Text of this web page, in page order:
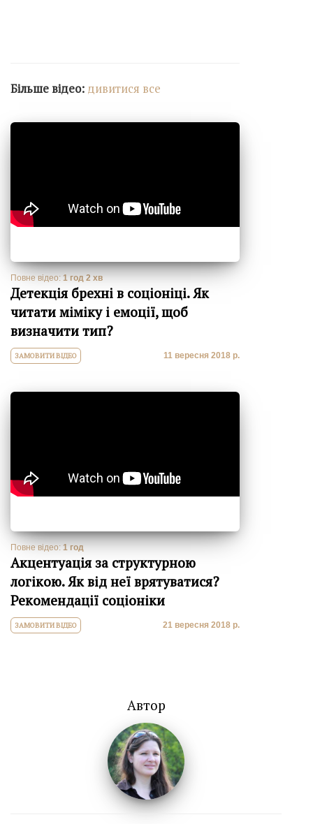
Більше відео: дивитися все
Повне відео: 1 год 2 хв
Детекція брехні в соціоніці. Як
читати міміку і емоції, щоб
визначити тип?
ЗАМОВИТИ ВІДЕО 11 вересня 2018 р.
Повне відео: 1 год
Акцентуація за структурною
логікою. Як від неї врятуватися?
Рекомендації соціоніки
ЗАМОВИТИ ВІДЕО 21 вересня 2018 р.
Автор